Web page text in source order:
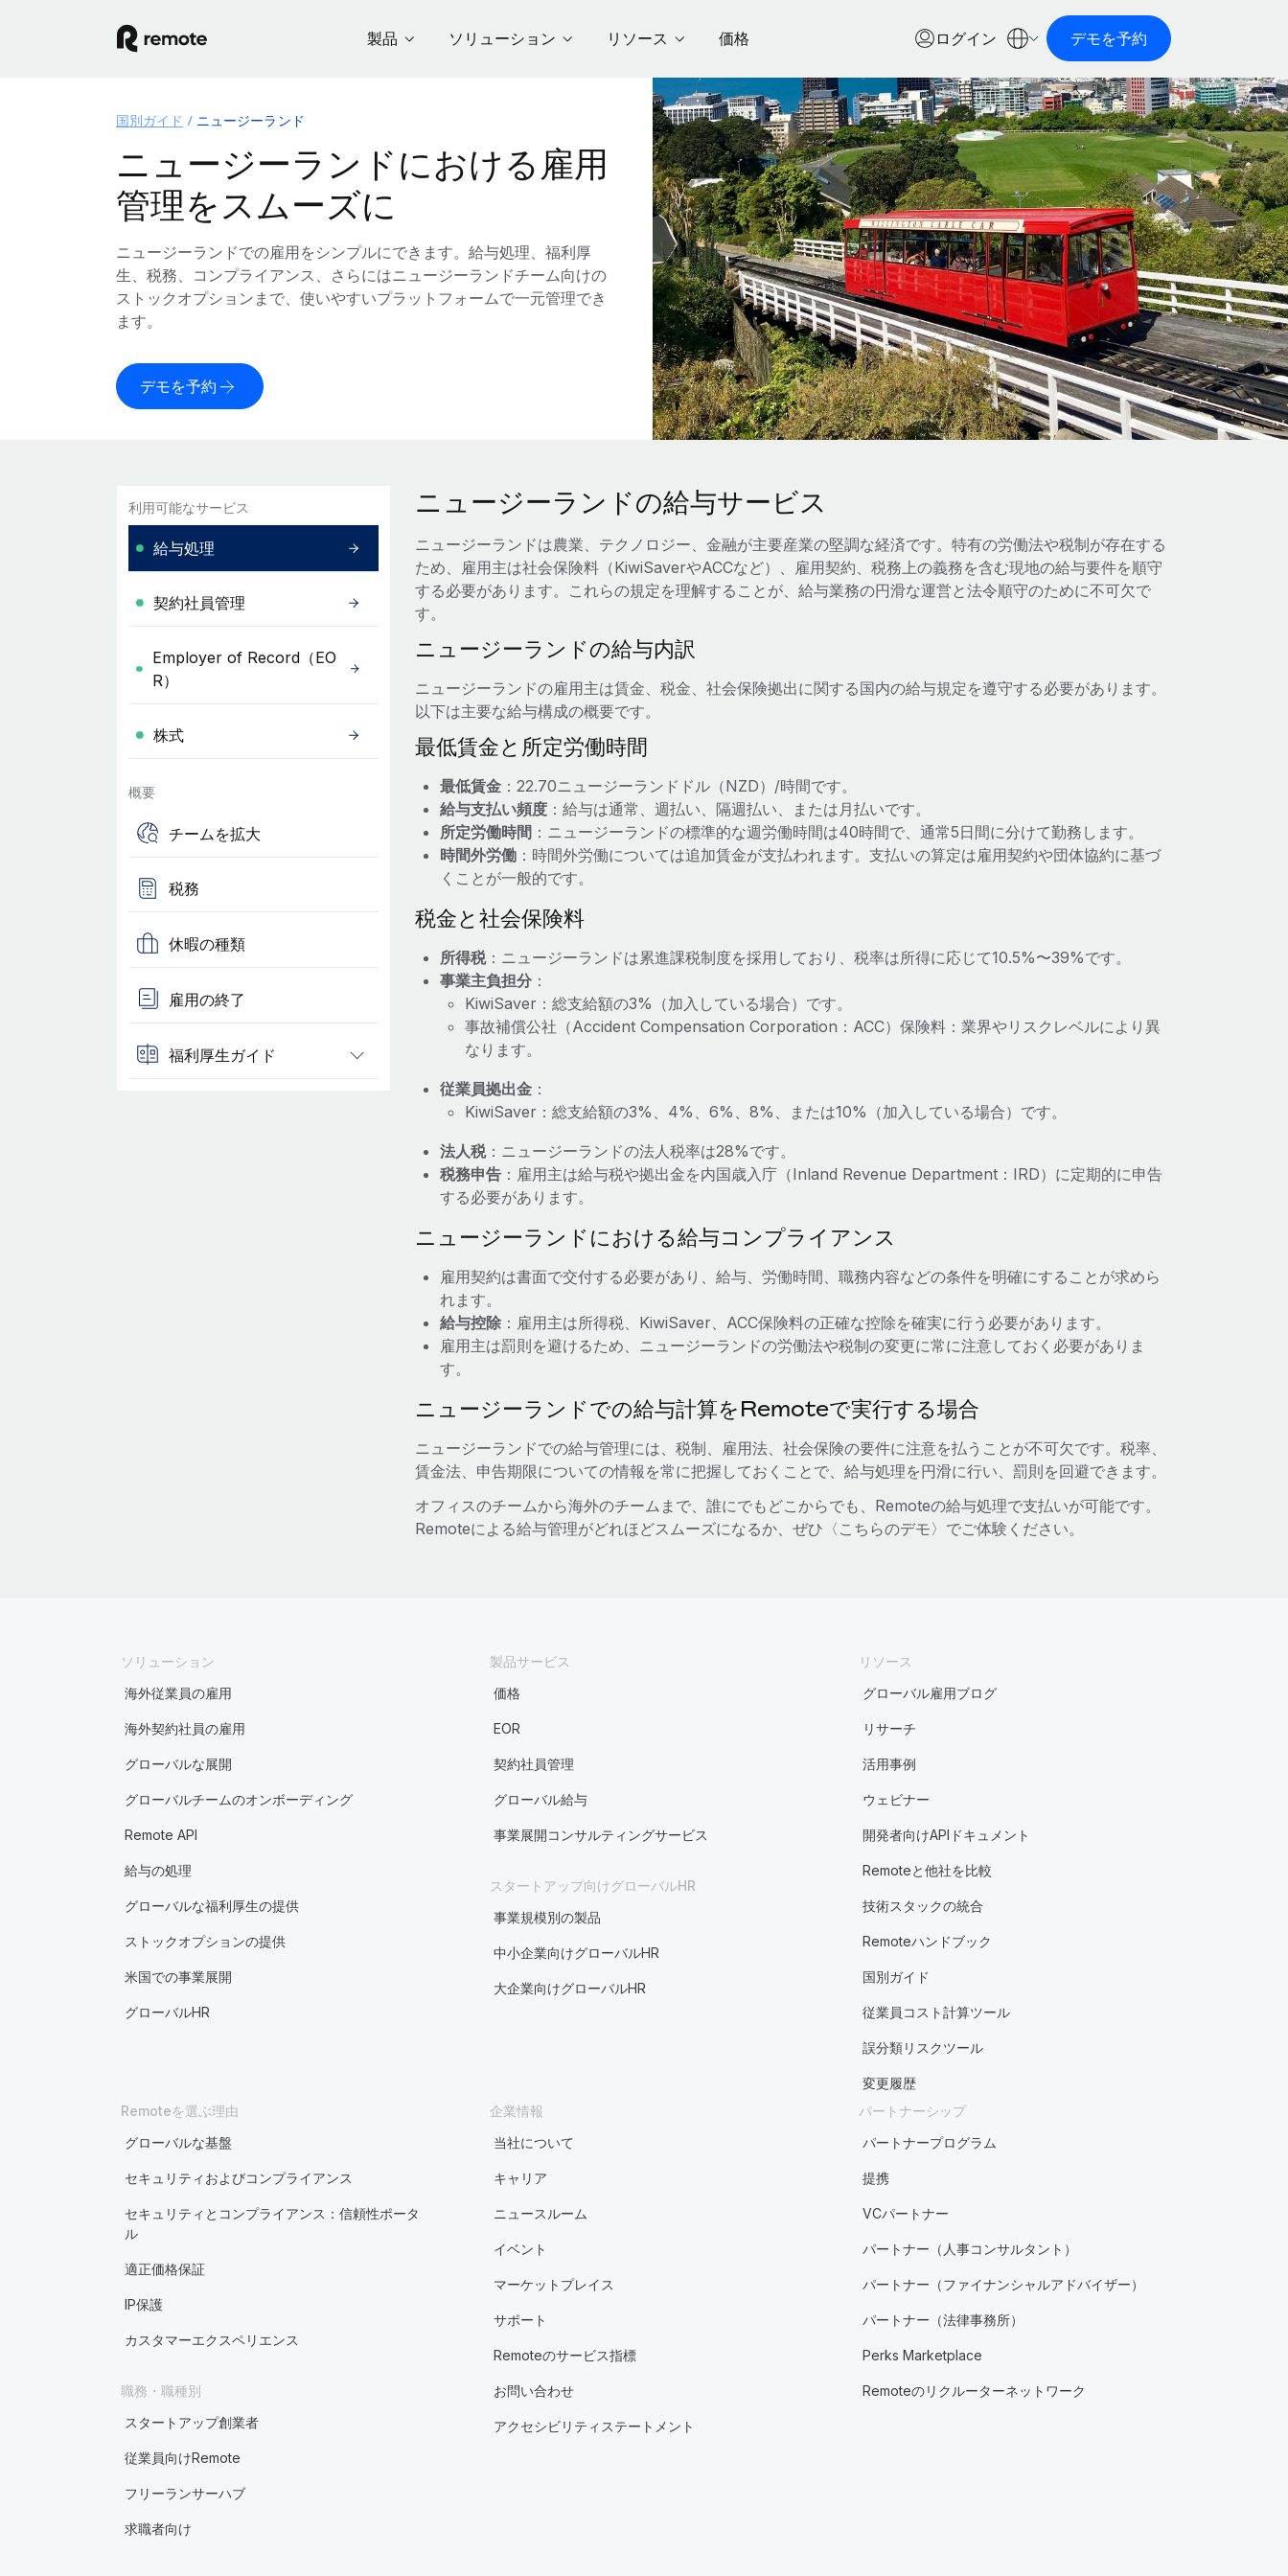
製品 ソリューション リソース 価格 ログイン デモを予約
国別ガイド ニュージーランド
ニュージーランドにおける雇用
管理をスムーズに
ニュージーランドでの雇用をシンプルにできます。給与処理、福利厚
生、税務、コンプライアンス、さらにはニュージーランドチーム向けの
ストックオプションまで、使いやすいプラットフォームで一元管理でき
ます。
デモを予約
利用可能なサービス
給与処理
契約社員管理
Employer of Record（EO
R）
株式
概要
チームを拡大
税務
休暇の種類
雇用の終了
福利厚生ガイド
ニュージーランドの給与サービス
ニュージーランドは農業、テクノロジー、金融が主要産業の堅調な経済です。特有の労働法や税制が存在する
ため、雇用主は社会保険料（KiwiSaverやACCなど）、雇用契約、税務上の義務を含む現地の給与要件を順守
する必要があります。これらの規定を理解することが、給与業務の円滑な運営と法令順守のために不可欠で
す。
ニュージーランドの給与内訳
ニュージーランドの雇用主は賃金、税金、社会保険拠出に関する国内の給与規定を遵守する必要があります。
以下は主要な給与構成の概要です。
最低賃金と所定労働時間
最低賃金：22.70ニュージーランドドル（NZD）/時間です。
給与支払い頻度：給与は通常、週払い、隔週払い、または月払いです。
所定労働時間 ：ニュージーランドの標準的な週労働時間は40時間で、通常5日間に分けて勤務します。
時間外労働：時間外労働については追加賃金が支払われます。支払いの算定は雇用契約や団体協約に基づ
くことが一般的です。
税金と社会保険料
所得税：ニュージーランドは累進課税制度を採用しており、税率は所得に応じて10.5%〜39%です。
事業主負担分：
KiwiSaver：総支給額の3%（加入している場合）です。
事故補償公社（Accident Compensation Corporation：ACC）保険料：業界やリスクレベルにより異
なります。
従業員拠出金：
KiwiSaver：総支給額の3%、4%、6%、8%、または10%（加入している場合）です。
法人税：ニュージーランドの法人税率は28%です。
税務申告：雇用主は給与税や拠出金を内国歳入庁（Inland Revenue Department：IRD）に定期的に申告
する必要があります。
ニュージーランドにおける給与コンプライアンス
雇用契約は書面で交付する必要があり、給与、労働時間、職務内容などの条件を明確にすることが求めら
れます。
給与控除：雇用主は所得税、KiwiSaver、ACC保険料の正確な控除を確実に行う必要があります。
雇用主は罰則を避けるため、ニュージーランドの労働法や税制の変更に常に注意しておく必要がありま
す。
ニュージーランドでの給与計算をRemoteで実行する場合
ニュージーランドでの給与管理には、税制、雇用法、社会保険の要件に注意を払うことが不可欠です。税率、
賃金法、申告期限についての情報を常に把握しておくことで、給与処理を円滑に行い、罰則を回避できます。
オフィスのチームから海外のチームまで、誰にでもどこからでも、Remoteの給与処理で支払いが可能です。
Remoteによる給与管理がどれほどスムーズになるか、ぜひ〈こちらのデモ〉でご体験ください。
ソリューション
海外従業員の雇用
海外契約社員の雇用
グローバルな展開
グローバルチームのオンボーディング
Remote API
給与の処理
グローバルな福利厚生の提供
ストックオプションの提供
米国での事業展開
グローバルHR
製品サービス
価格
EOR
契約社員管理
グローバル給与
事業展開コンサルティングサービス
スタートアップ向けグローバルHR
事業規模別の製品
中小企業向けグローバルHR
大企業向けグローバルHR
リソース
グローバル雇用ブログ
リサーチ
活用事例
ウェビナー
開発者向けAPIドキュメント
Remoteと他社を比較
技術スタックの統合
Remoteハンドブック
国別ガイド
従業員コスト計算ツール
誤分類リスクツール
変更履歴
Remoteを選ぶ理由
グローバルな基盤
セキュリティおよびコンプライアンス
セキュリティとコンプライアンス：信頼性ポータ
ル
適正価格保証
IP保護
カスタマーエクスペリエンス
職務・職種別
スタートアップ創業者
従業員向けRemote
フリーランサーハブ
求職者向け
企業情報
当社について
キャリア
ニュースルーム
イベント
マーケットプレイス
サポート
Remoteのサービス指標
お問い合わせ
アクセシビリティステートメント
パートナーシップ
パートナープログラム
提携
VCパートナー
パートナー（人事コンサルタント）
パートナー（ファイナンシャルアドバイザー）
パートナー（法律事務所）
Perks Marketplace
Remoteのリクルーターネットワーク